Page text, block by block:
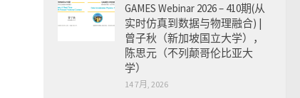
GAMES Webinar 2026 – 410期(从
实时仿真到数据与物理融合) |
曾子秋（新加坡国立大学），
陈思元（不列颠哥伦比亚大
学）
14 7月, 2026